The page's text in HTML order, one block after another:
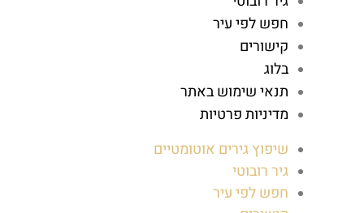
חפש לפי עיר
קישורים
בלוג
תנאי שימוש באתר
מדיניות פרטיות
שיפוץ גירים אוטומטיים
גיר רובוטי
חפש לפי עיר